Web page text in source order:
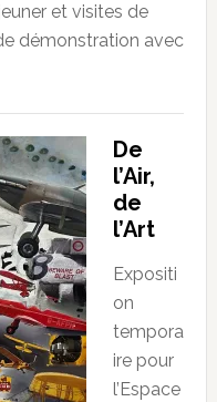
et visites de
démonstration avec
De
l’Air,
de
l’Art
Expositi
on
tempora
ire pour
l’Espace